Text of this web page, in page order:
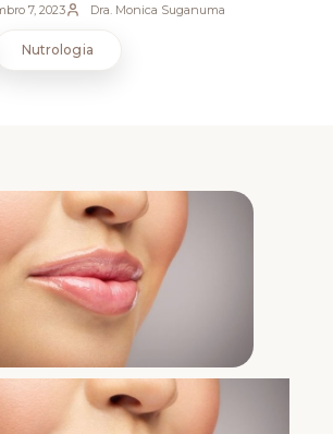
7, 2023 Dra. Monica Suganuma
Nutrologia